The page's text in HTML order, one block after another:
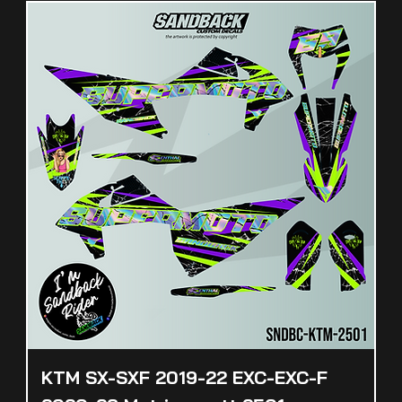
KTM SX-SXF 2019-22 EXC-EXC-F